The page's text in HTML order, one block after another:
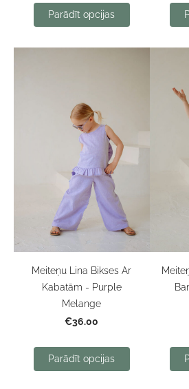
Parādīt opcijas
Meiteņu Lina Bikses Ar
Kabatām - Purple
Melange
€36.00
Parādīt opcijas